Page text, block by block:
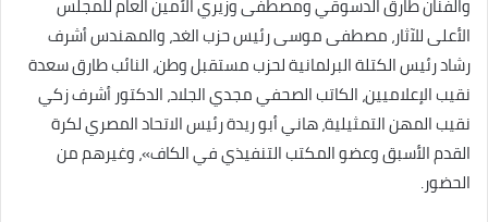
والفنان طارق الدسوقي ومصطفى وزيري الأمين العام للمجلس
الأعلى للآثار، مصطفى موسى رئيس حزب الغد، والمهندس أشرف
رشاد رئيس الكتلة البرلمانية لحزب مستقبل وطن، النائب طارق سعدة
نقيب الإعلاميين، الكاتب الصحفي مجدي الجلاد، الدكتور أشرف زكي
نقيب المهن التمثيلية، هاني أبو ريدة رئيس الاتحاد المصري لكرة
القدم الأسبق وعضو المكتب التنفيذي في الكاف»، وغيرهم من
الحضور.